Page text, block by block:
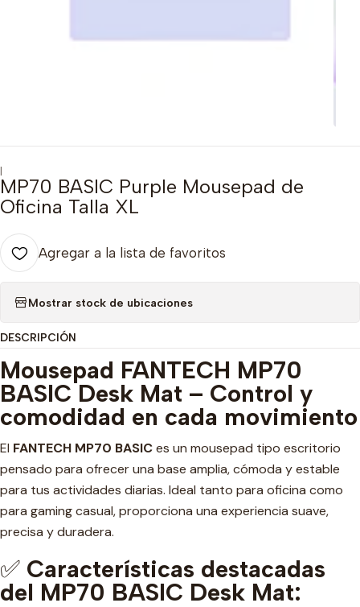
|
MP70 BASIC Purple Mousepad de
Oficina Talla XL
Agregar a la lista de favoritos
Mostrar stock de ubicaciones
DESCRIPCIÓN
Mousepad FANTECH MP70
BASIC Desk Mat – Control y
comodidad en cada movimiento
El FANTECH MP70 BASICes un mousepad tipo escritorio
pensado para ofrecer una base amplia, cómoda y estable
para tus actividades diarias. Ideal tanto para oficina como
para gaming casual, proporciona una experiencia suave,
precisa y duradera.
✅ Características destacadas
del MP70 BASIC Desk Mat: